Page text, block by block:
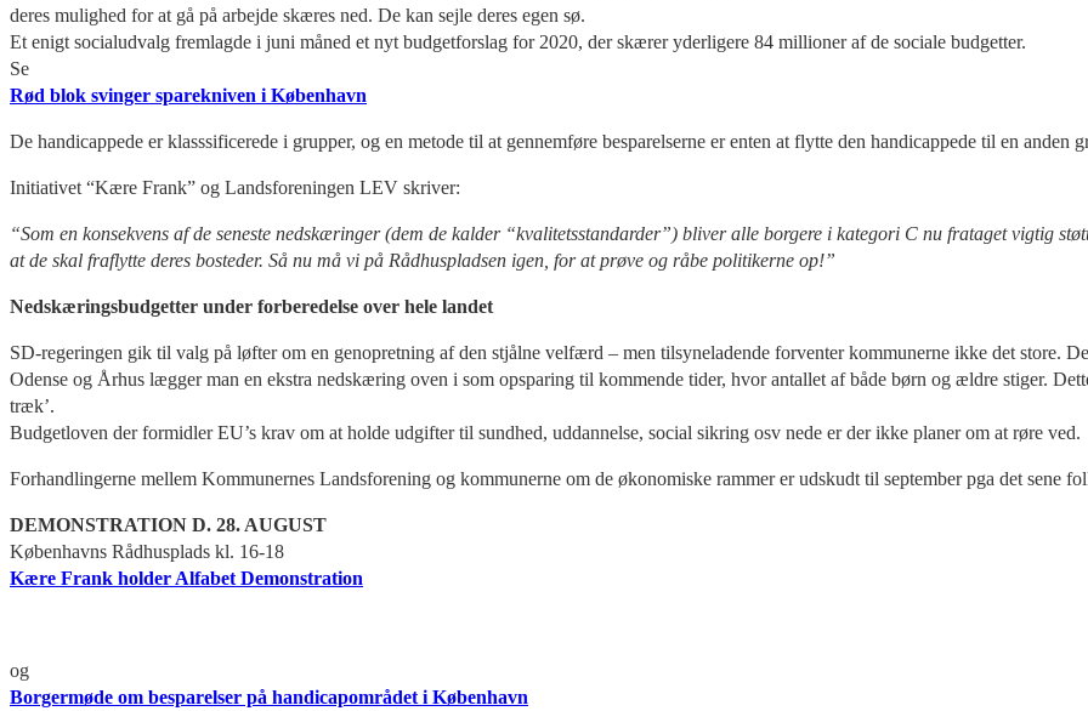
deres mulighed for at gå på arbejde skæres ned. De kan sejle deres egen sø.
Et enigt socialudvalg fremlagde i juni måned et nyt budgetforslag for 2020, der skærer yderligere 84 millioner af de sociale budgetter.
Se
Rød blok svinger sparekniven i København
De handicappede er klasssificerede i grupper, og en metode til at gennemføre besparelserne er enten at flytte den handicappede til en
Initiativet “Kære Frank” og Landsforeningen LEV skriver:
“Som en konsekvens af de seneste nedskæringer (dem de kalder “kvalitetsstandarder”) bliver alle borgere i kategori C nu frataget vigtig
at de skal fraflytte deres bosteder. Så nu må vi på Rådhuspladsen igen, for at prøve og råbe politikerne op!”
Nedskæringsbudgetter under forberedelse over hele landet
SD-regeringen gik til valg på løfter om en genopretning af den stjålne velfærd – men tilsyneladende forventer kommunerne ikke det store.
Odense og Århus lægger man en ekstra nedskæring oven i som opsparing til kommende tider, hvor antallet af både børn og ældre stiger.
træk’.
Budgetloven der formidler EU’s krav om at holde udgifter til sundhed, uddannelse, social sikring osv nede er der ikke planer om at røre ved.
Forhandlingerne mellem Kommunernes Landsforening og kommunerne om de økonomiske rammer er udskudt til september pga det sene
DEMONSTRATION D. 28. AUGUST
Københavns Rådhusplads kl. 16-18
Kære Frank holder Alfabet Demonstration
og
Borgermøde om besparelser på handicapområdet i København